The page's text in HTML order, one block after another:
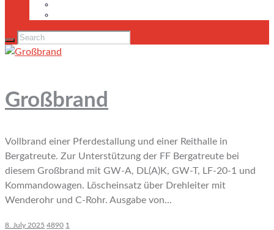
Großbrand
Vollbrand einer Pferdestallung und einer Reithalle in
Bergatreute. Zur Unterstützung der FF Bergatreute bei
diesem Großbrand mit GW-A, DL(A)K, GW-T, LF-20-1 und
Kommandowagen. Löscheinsatz über Drehleiter mit
Wenderohr und C-Rohr. Ausgabe von...
8. July 2025 4890 1